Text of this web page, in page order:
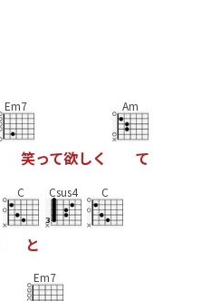
Em7
笑って欲しく
Am
て
C
と
Csus4 C
Em7